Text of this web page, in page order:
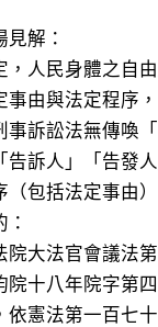
解：
，人民身體之自
事由與法定程序
事訴訟法無傳喚
告訴人」「告發
（包括法定事由
院大法官會議法
院十八年院字第
依憲法第一百七